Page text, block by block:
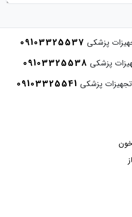
پزشکی 09103325537
پزشکی 09103325538
پزشکی 09103325541